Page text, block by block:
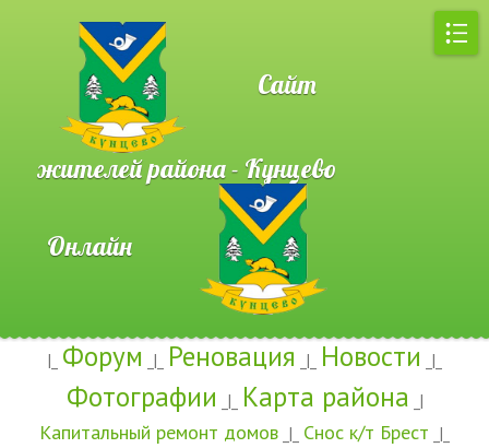
Сайт
жителей района - Кунцево
Онлайн
Район будет чистым, зелёным и красивым
только при условии активных действий жителей!
|_ Форум _|_ Реновация _|_ Новости _|_
Фотографии _|_ Карта района _|
Капитальный ремонт домов _|_ Снос к/т Брест _|_